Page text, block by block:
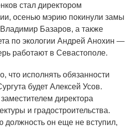
стал директором
осенью мэрию покинули замы
Базаров, а также
по экологии Андрей Анохин —
работают в Севастополе.
что исполнять обязанности
будет Алексей Усов.
директора
и градостроительства.
он еще не вступил,